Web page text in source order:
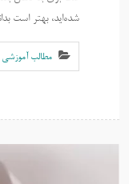
شده‌اید، بهتر است
مطالب